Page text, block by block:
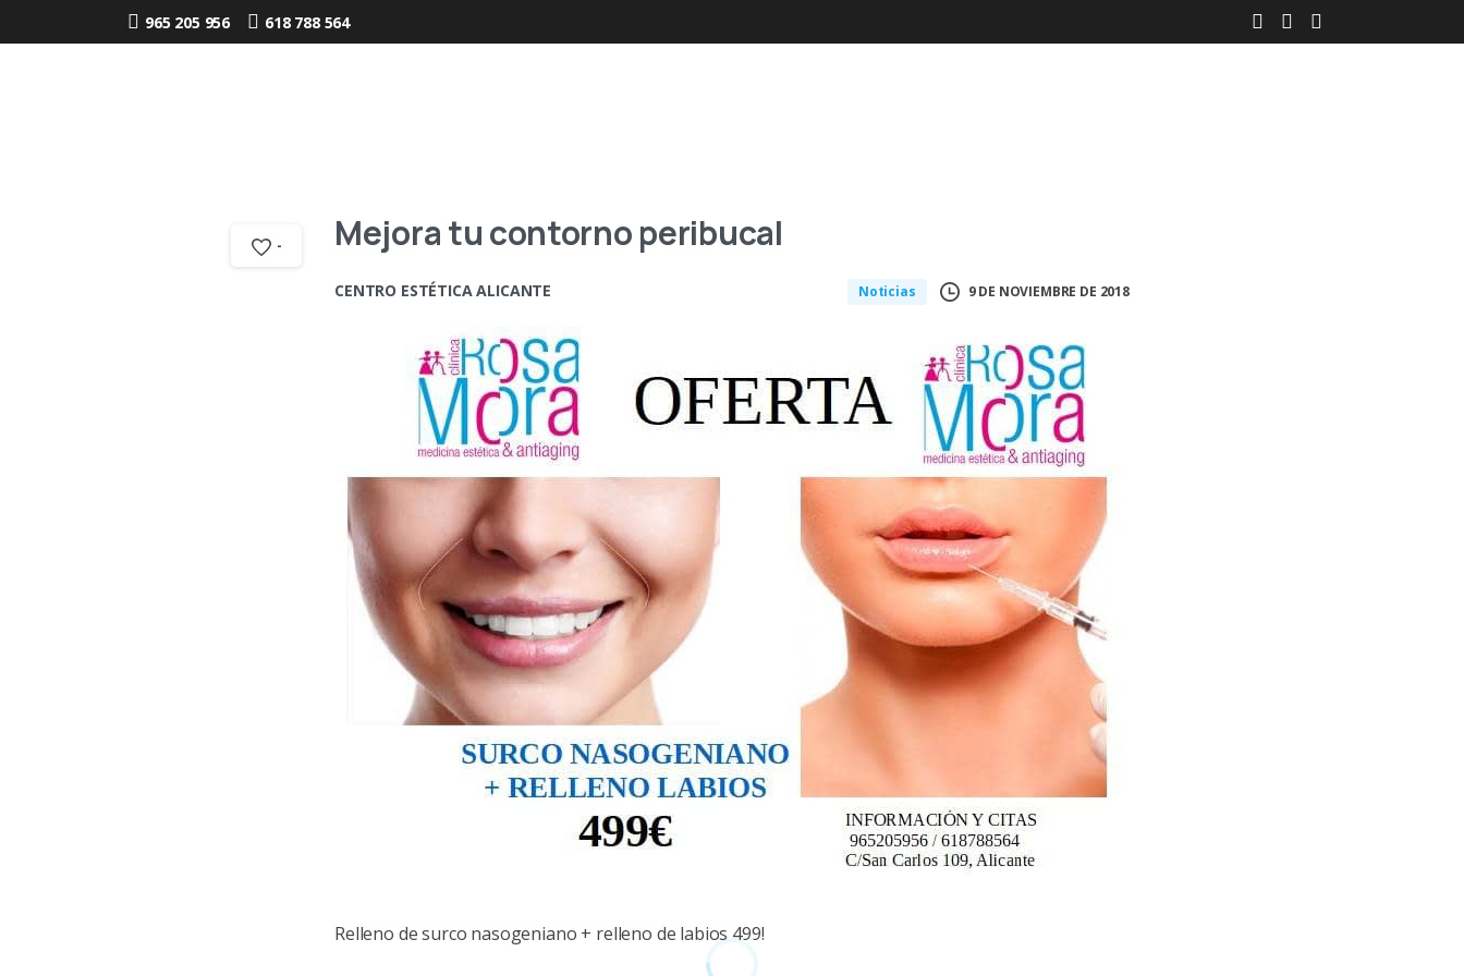
965 205 956 618 788 564
- Mejora tu contorno peribucal
CENTRO ESTÉTICA ALICANTE Noticias 9 DE NOVIEMBRE DE 2018
Relleno de surco nasogeniano + relleno de labios 499!